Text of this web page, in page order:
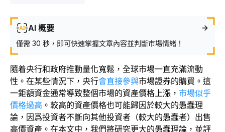
AI 概要
僅需 30 秒，即可快速掌握文章內容並判斷市場情緒！
隨着央行和政府推動量化寬鬆，全球市場一直充滿流動
性。在某些情況下，央行會直接參與市場證券的購買。這
一鉅額資金通常導致整個市場的資產價格上漲， 市場似乎
價格過高 。較高的資產價格也可能歸因於較大的愚蠢理
論，因爲投資者不斷向其他投資者（較大的愚蠢者）出售
高價資產。在本文中，我們將研究更大的愚蠢理論，並評